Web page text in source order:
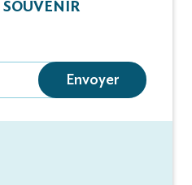
Envoyer